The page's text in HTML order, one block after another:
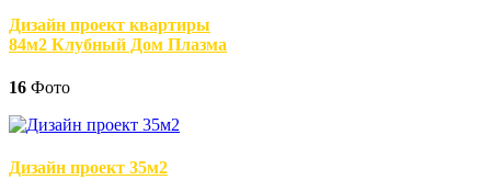
Дизайн проект квартиры
84м2 Клубный Дом Плазма
16 Фото
Дизайн проект 35м2